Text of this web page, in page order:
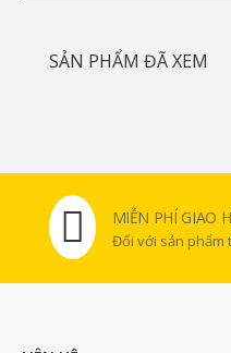
SẢN PHẨM ĐÃ XEM
MIỄN PHÍ GIAO
Đối với sản phẩm